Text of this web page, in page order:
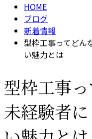
HOME
ブログ
新着情報
型枠工事ってどん
い魅力とは
型枠工事っ
未経験者